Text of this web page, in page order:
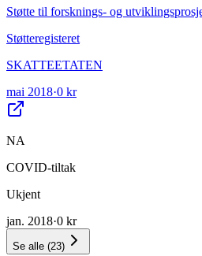
Støtte til forsknings- og
Støtteregisteret
SKATTEETATEN
mai 2018·0 kr
NA
COVID-tiltak
Ukjent
jan. 2018·0 kr
Se alle (23)